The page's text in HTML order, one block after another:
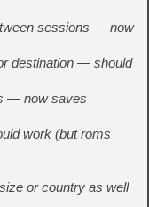
sessions — now
destination — should
— now saves
work (but roms
or country as well